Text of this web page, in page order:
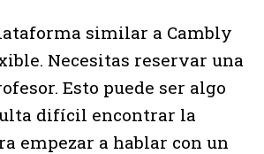
similar a Cambly
Necesitas reservar una
Esto puede ser algo
difícil encontrar la
empezar a hablar con un